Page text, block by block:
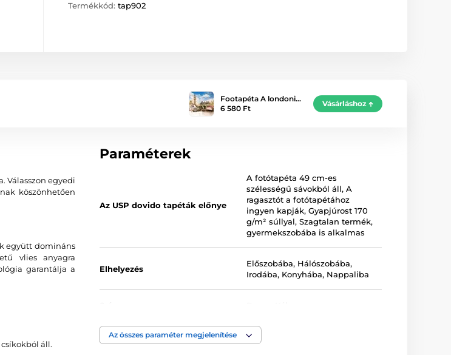
Termékkód: tap902
Footapéta A londoni…
6 580 Ft
Vásárláshoz
Válasszon egyedi
köszönhetően
együtt domináns
vlies anyagra
garantálja a
áll.
Paraméterek
Az USP dovido tapéták előnye
A fotótapéta 49 cm-es
szélességű sávokból áll,A
ragasztót a fotótapétához
ingyen kapják,Gyapjúrost 170
g/m² súllyal,Szagtalan termék,
gyermekszobába is alkalmas
Elhelyezés
Előszobába, Hálószobába,
Irodába, Konyhába, Nappaliba
Tapéta technológia Lemosható
Az összes paraméter megjelenítése